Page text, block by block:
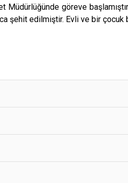
Müdürlüğünde göreve
şehit edilmiştir. Evli ve bir çocuk